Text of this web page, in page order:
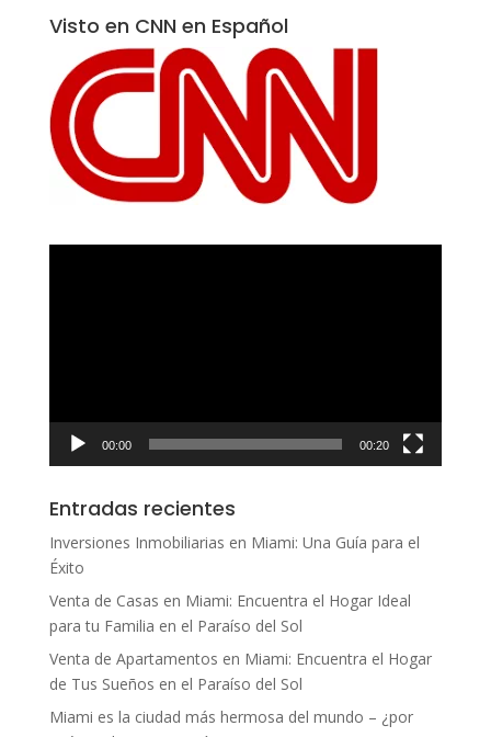
Visto en CNN en Español
00:00 00:20
Entradas recientes
Inversiones Inmobiliarias en Miami: Una Guía para el
Éxito
Venta de Casas en Miami: Encuentra el Hogar Ideal
para tu Familia en el Paraíso del Sol
Venta de Apartamentos en Miami: Encuentra el Hogar
de Tus Sueños en el Paraíso del Sol
Miami es la ciudad más hermosa del mundo – ¿por